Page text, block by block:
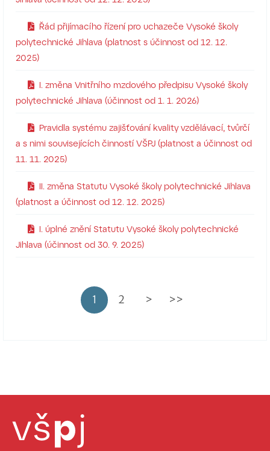
Řád přijímacího řízení pro uchazeče Vysoké školy
polytechnické Jihlava (platnost s účinnost od 12. 12.
2025)
I. změna Vnitřního mzdového předpisu Vysoké školy
polytechnické Jihlava (účinnost od 1. 1. 2026)
Pravidla systému zajišťování kvality vzdělávací, tvůrčí
a s nimi souvisejících činností VŠPJ (platnost a účinnost od
11. 11. 2025)
II. změna Statutu Vysoké školy polytechnické Jihlava
(platnost a účinnost od 12. 12. 2025)
I. úplné znění Statutu Vysoké školy polytechnické
Jihlava (účinnost od 30. 9. 2025)
1 2 > >>